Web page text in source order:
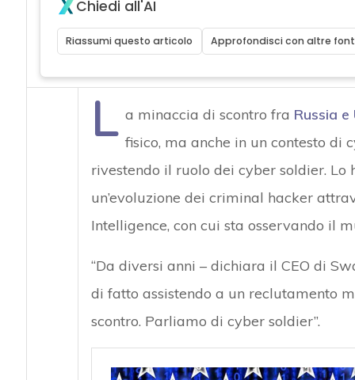
Chiedi all'AI
Riassumi questo articolo Approfondisci con altre
L a minaccia di scontro fra Russia e
fisico, ma anche in un contesto di
rivestendo il ruolo dei cyber soldier.
un’evoluzione dei criminal hacker
Intelligence, con cui sta osservando il
“Da diversi anni – dichiara il CEO di
di fatto assistendo a un reclutamento
scontro. Parliamo di cyber soldier”.